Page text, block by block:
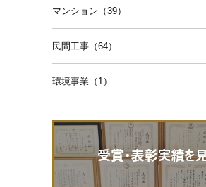
マンション（39）
民間工事（64）
環境事業（1）